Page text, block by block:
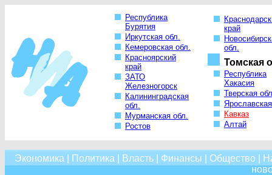
Республика
Бурятия
Иркутская обл.
Кемеровская обл.
Красноярский
край
ЗАТО
Железногорск
Калининградская
обл.
Мурманская обл.
Ростов
край
обл.
Томская
Республика
Хакасия
Тверская
Кавказ
Алтай
Экономика Политика Власть| Финансы Общество